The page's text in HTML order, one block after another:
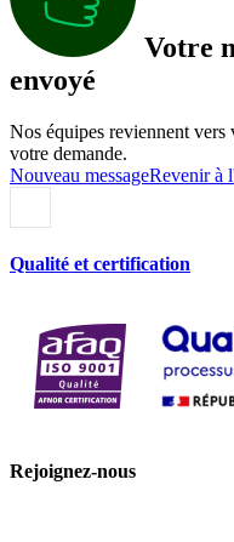
Votre
envoyé
Nos équipes reviennent
votre demande.
Nouveau messageRevenir à
Qualité et certification
Rejoignez-nous